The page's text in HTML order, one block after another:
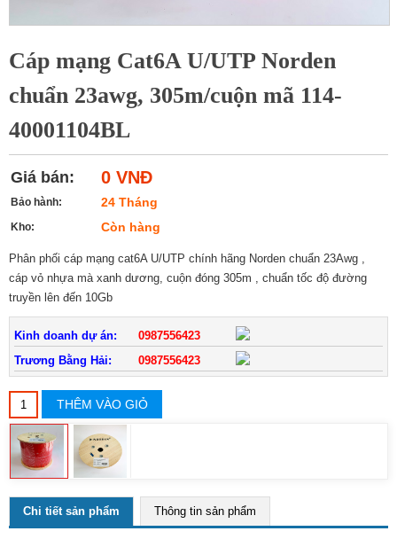
Cáp mạng Cat6A U/UTP Norden
chuẩn 23awg, 305m/cuộn mã 114-
40001104BL
Giá bán: 0 VNĐ
Bảo hành: 24 Tháng
Kho: Còn hàng
Phân phối cáp mạng cat6A U/UTP chính hãng Norden chuẩn 23Awg ,
cáp vỏ nhựa mà xanh dương, cuộn đóng 305m , chuẩn tốc độ đường
truyền lên đến 10Gb
Kinh doanh dự án:
0987556423
Trương Bằng Hải:
0987556423
THÊM VÀO GIỎ
Chi tiết sản phẩm Thông tin sản phẩm